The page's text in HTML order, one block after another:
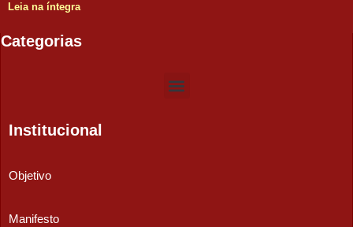
Leia na íntegra
Categorias
Institucional
Objetivo
Manifesto